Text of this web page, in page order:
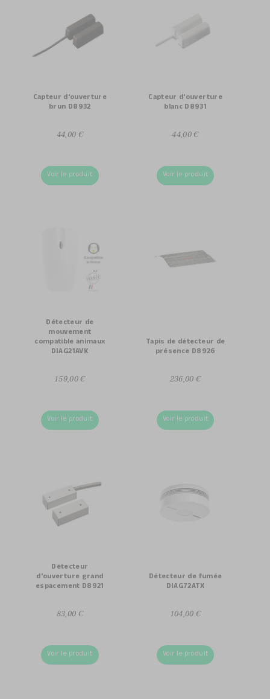
Capteur d'ouverture
brun D8932
44,00 €
Voir le produit
Capteur d'ouverture
blanc D8931
44,00 €
Voir le produit
Détecteur de
mouvement
compatible animaux
DIAG21AVK
159,00 €
Voir le produit
Tapis de détecteur de
présence D8926
236,00 €
Voir le produit
Détecteur
d'ouverture grand
espacement D8921
83,00 €
Voir le produit
Détecteur de fumée
DIAG72ATX
104,00 €
Voir le produit